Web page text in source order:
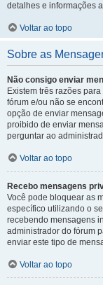
detalhes e informações
Voltar ao topo
Sobre as
Não consigo enviar
Existem três razões
fórum e/ou não se
opção de enviar
proibido de enviar
perguntar ao
Voltar ao topo
Recebo mensagens
Você pode bloquear as
específico utilizando o
recebendo mensagens
administrador do fórum
enviar este tipo de
Voltar ao topo